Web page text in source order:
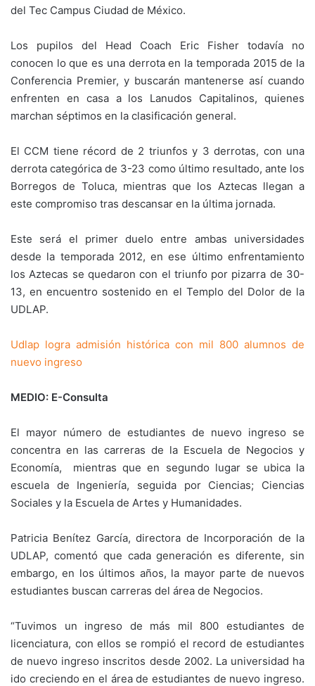
del Tec Campus Ciudad de México.
Los pupilos del Head Coach Eric Fisher todavía no
conocen lo que es una derrota en la temporada 2015 de la
Conferencia Premier, y buscarán mantenerse así cuando
enfrenten en casa a los Lanudos Capitalinos, quienes
marchan séptimos en la clasificación general.
El CCM tiene récord de 2 triunfos y 3 derrotas, con una
derrota categórica de 3-23 como último resultado, ante los
Borregos de Toluca, mientras que los Aztecas llegan a
este compromiso tras descansar en la última jornada.
Este será el primer duelo entre ambas universidades
desde la temporada 2012, en ese último enfrentamiento
los Aztecas se quedaron con el triunfo por pizarra de 30-
13, en encuentro sostenido en el Templo del Dolor de la
UDLAP.
Udlap logra admisión histórica con mil 800 alumnos de
nuevo ingreso
MEDIO: E-Consulta
El mayor número de estudiantes de nuevo ingreso se
concentra en las carreras de la Escuela de Negocios y
Economía, mientras que en segundo lugar se ubica la
escuela de Ingeniería, seguida por Ciencias; Ciencias
Sociales y la Escuela de Artes y Humanidades.
Patricia Benítez García, directora de Incorporación de la
UDLAP, comentó que cada generación es diferente, sin
embargo, en los últimos años, la mayor parte de nuevos
estudiantes buscan carreras del área de Negocios.
“Tuvimos un ingreso de más mil 800 estudiantes de
licenciatura, con ellos se rompió el record de estudiantes
de nuevo ingreso inscritos desde 2002. La universidad ha
ido creciendo en el área de estudiantes de nuevo ingreso.